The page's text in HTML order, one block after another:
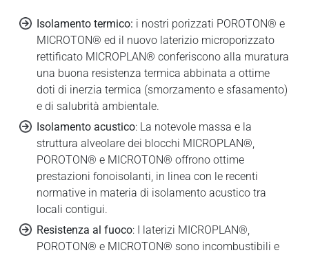
Isolamento termico: i nostri porizzati POROTON® e
MICROTON® ed il nuovo laterizio microporizzato
rettificato MICROPLAN® conferiscono alla muratura
una buona resistenza termica abbinata a ottime
doti di inerzia termica (smorzamento e sfasamento)
e di salubrità ambientale.
Isolamento acustico: La notevole massa e la
struttura alveolare dei blocchi MICROPLAN®,
POROTON® e MICROTON® offrono ottime
prestazioni fonoisolanti, in linea con le recenti
normative in materia di isolamento acustico tra
locali contigui.
Resistenza al fuoco: I laterizi MICROPLAN®,
POROTON® e MICROTON® sono incombustibili e